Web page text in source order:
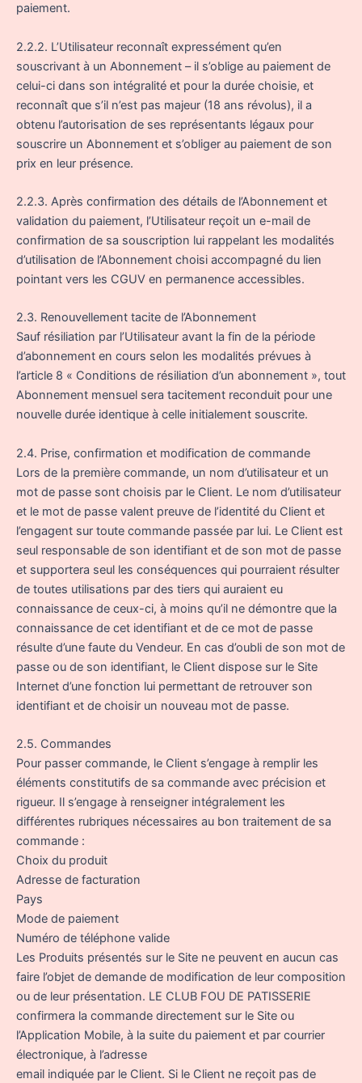
paiement.
2.2.2. L’Utilisateur reconnaît expressément qu’en
souscrivant à un Abonnement – il s’oblige au paiement de
celui-ci dans son intégralité et pour la durée choisie, et
reconnaît que s’il n’est pas majeur (18 ans révolus), il a
obtenu l’autorisation de ses représentants légaux pour
souscrire un Abonnement et s’obliger au paiement de son
prix en leur présence.
2.2.3. Après confirmation des détails de l’Abonnement et
validation du paiement, l’Utilisateur reçoit un e-mail de
confirmation de sa souscription lui rappelant les modalités
d’utilisation de l’Abonnement choisi accompagné du lien
pointant vers les CGUV en permanence accessibles.
2.3. Renouvellement tacite de l’Abonnement
Sauf résiliation par l’Utilisateur avant la fin de la période
d’abonnement en cours selon les modalités prévues à
l’article 8 « Conditions de résiliation d’un abonnement », tout
Abonnement mensuel sera tacitement reconduit pour une
nouvelle durée identique à celle initialement souscrite.
2.4. Prise, confirmation et modification de commande
Lors de la première commande, un nom d’utilisateur et un
mot de passe sont choisis par le Client. Le nom d’utilisateur
et le mot de passe valent preuve de l’identité du Client et
l’engagent sur toute commande passée par lui. Le Client est
seul responsable de son identifiant et de son mot de passe
et supportera seul les conséquences qui pourraient résulter
de toutes utilisations par des tiers qui auraient eu
connaissance de ceux-ci, à moins qu’il ne démontre que la
connaissance de cet identifiant et de ce mot de passe
résulte d’une faute du Vendeur. En cas d’oubli de son mot de
passe ou de son identifiant, le Client dispose sur le Site
Internet d’une fonction lui permettant de retrouver son
identifiant et de choisir un nouveau mot de passe.
2.5. Commandes
Pour passer commande, le Client s’engage à remplir les
éléments constitutifs de sa commande avec précision et
rigueur. Il s’engage à renseigner intégralement les
différentes rubriques nécessaires au bon traitement de sa
commande :
Choix du produit
Adresse de facturation
Pays
Mode de paiement
Numéro de téléphone valide
Les Produits présentés sur le Site ne peuvent en aucun cas
faire l’objet de demande de modification de leur composition
ou de leur présentation. LE CLUB FOU DE PATISSERIE
confirmera la commande directement sur le Site ou
l’Application Mobile, à la suite du paiement et par courrier
électronique, à l’adresse
email indiquée par le Client. Si le Client ne reçoit pas de